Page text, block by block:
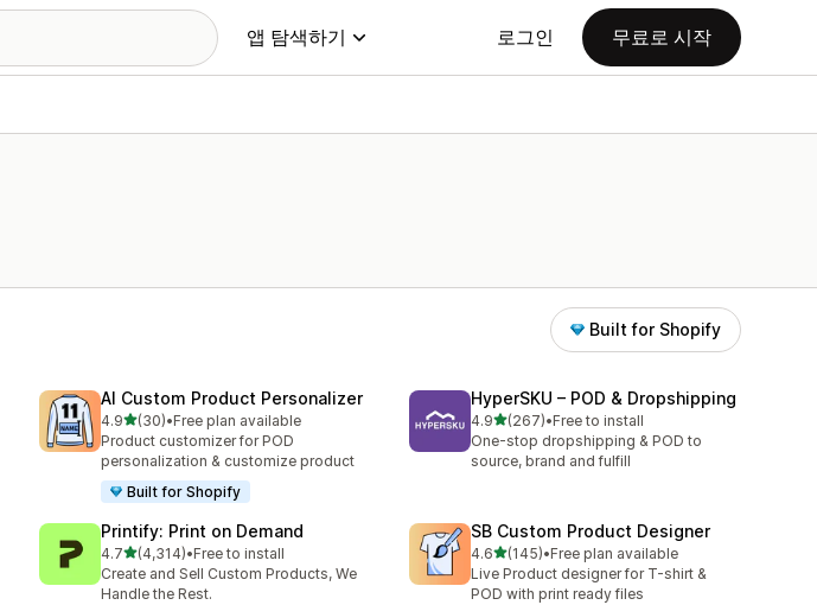
앱 탐색하기 로그인 무료로 시작
Built for Shopify
AI Custom Product Personalizer
4.9별 5개 중
(30)
총 리뷰 30개
•Free plan available
Product customizer for POD
personalization & customize product
Built for Shopify
HyperSKU – POD & Dropshipping
4.9별 5개 중
(267)
총 리뷰 267개
•Free to install
One-stop dropshipping & POD to
source, brand and fulfill
Printify: Print on Demand
4.7별 5개 중
(4,314)
총 리뷰 4314개
•Free to install
Create and Sell Custom Products, We
Handle the Rest.
SB Custom Product Designer
4.6별 5개 중
(145)
총 리뷰 145개
•Free plan available
Live Product designer for T-shirt &
POD with print ready files